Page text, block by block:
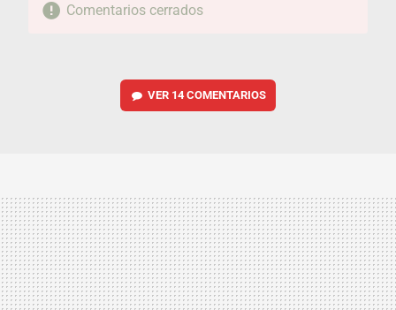
Comentarios cerrados
VER 14 COMENTARIOS